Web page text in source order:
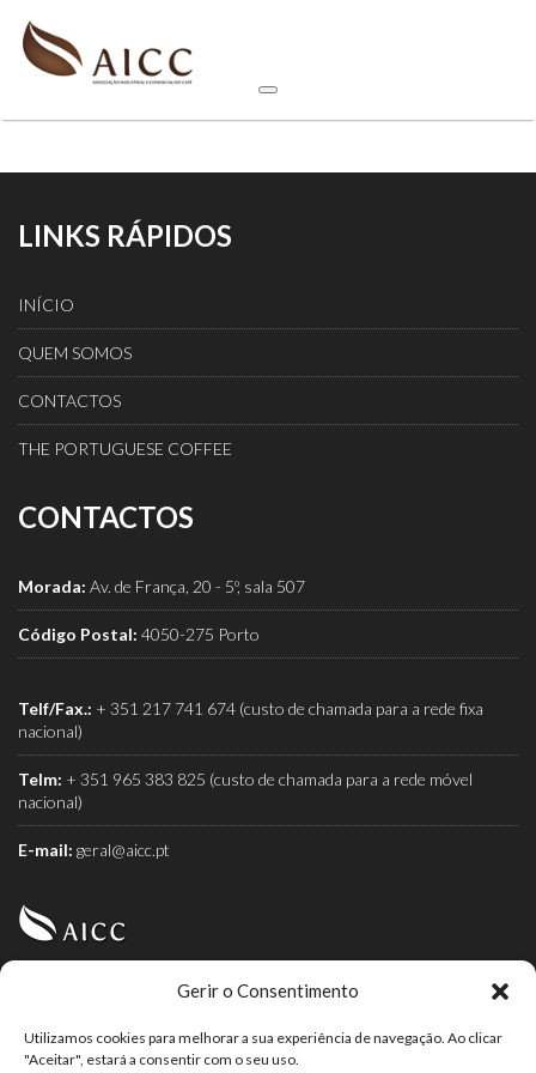
Gerir o Consentimento
Utilizamos cookies para melhorar a sua experiência de navegação. Ao clicar
"Aceitar", estará a consentir com o seu uso.
LINKS RÁPIDOS
INÍCIO
QUEM SOMOS
CONTACTOS
THE PORTUGUESE COFFEE
CONTACTOS
Morada: Av. de França, 20 - 5º, sala 507
Código Postal: 4050-275 Porto
Telf/Fax.: + 351 217 741 674 (custo de chamada para a rede fixa
nacional)
Telm: + 351 965 383 825 (custo de chamada para a rede móvel
nacional)
E-mail: geral@aicc.pt
AICC (Associação Industrial e Comercial do Café) é a
associação dos torrefactores de café.